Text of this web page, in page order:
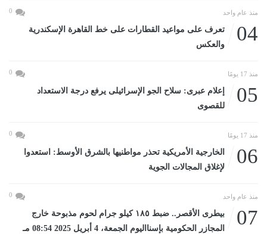
منذ عام واحد 0
04
تعرف على مواعيد القطارات على خط القاهرة الإسكندرية
والعكس
منذ 17 يومًا 0
05
إعلام عبرى: سلاح الجو الإسرائيلى يرفع درجة الاستعداد
للقصوى
منذ 17 يومًا 0
06
الخارجية الأمريكية تحذر مواطنيها بالشرق الأوسط: استعدوا
لإغلاق المجالات الجوية
منذ عام واحد 0
07
بيطرى الأقصر.. ضبط ١٨٥ كيلو جرام لحوم مذبوحة خارج
المجازر الحكومية بإسنااليوم الجمعة، 4 أبريل 2025 08:54 مـ